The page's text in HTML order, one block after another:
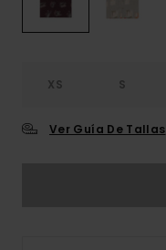
XS S
Ver Guía De Tallas